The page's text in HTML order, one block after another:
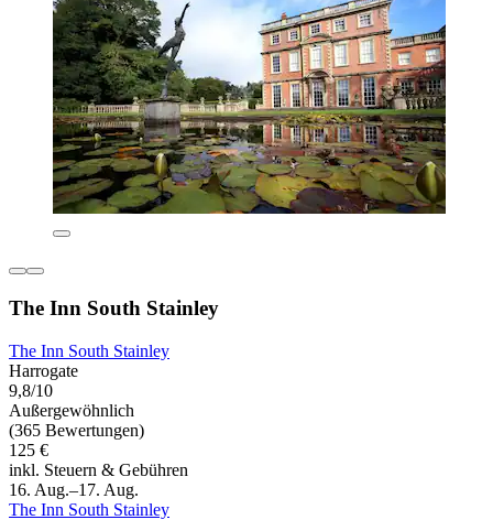
The Inn South Stainley
The Inn South Stainley
Harrogate
9,8/10
Außergewöhnlich
(365 Bewertungen)
125 €
inkl. Steuern & Gebühren
16. Aug.–17. Aug.
The Inn South Stainley